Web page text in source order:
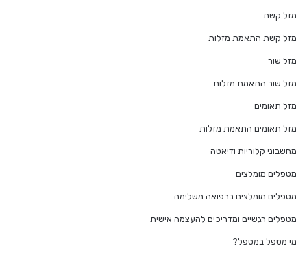
מזל קשת
מזל קשת התאמת מזלות
מזל שור
מזל שור התאמת מזלות
מזל תאומים
מזל תאומים התאמת מזלות
מחשבוני קלוריות ודיאטה
מטפלים מומלצים
מטפלים מומלצים ברפואה משלימה
מטפלים רגשיים ומדריכים להעצמה אישית
מי מטפל במטפל?